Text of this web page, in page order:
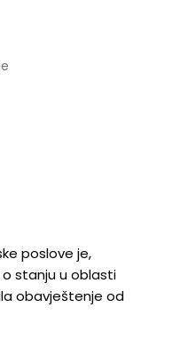
poslove je,
stanju u oblasti
obavještenje od